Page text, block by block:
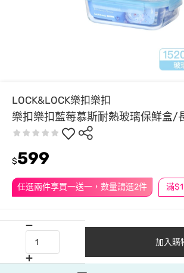
LOCK&LOCK樂扣樂扣
樂扣樂扣藍莓慕斯耐熱玻璃保鮮盒/
任選兩件享買一送一，數量請選2件
$599
加入購